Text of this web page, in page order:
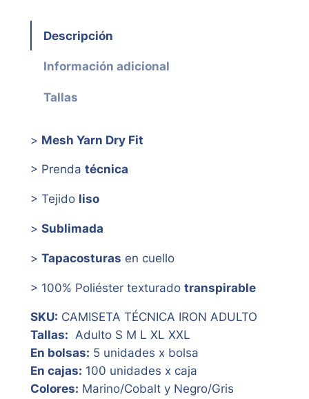
Descripción
Información adicional
Tallas
> Mesh Yarn Dry Fit
> Prenda técnica
> Tejido liso
> Sublimada
> Tapacosturas en cuello
> 100% Poliéster texturado transpirable
SKU: CAMISETA TÉCNICA IRON ADULTO
Tallas: Adulto S M L XL XXL
En bolsas: 5 unidades x bolsa
En cajas: 100 unidades x caja
Colores: Marino/Cobalt y Negro/Gris